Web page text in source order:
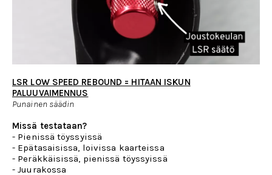
LSR LOW SPEED REBOUND = HITAAN ISKUN
PALUUVAIMENNUS
Punainen säädin
Missä testataan?
- Pienissä töyssyissä
- Epätasaisissa, loivissa kaarteissa
- Peräkkäisissä, pienissä töyssyissä
- Juurakossa